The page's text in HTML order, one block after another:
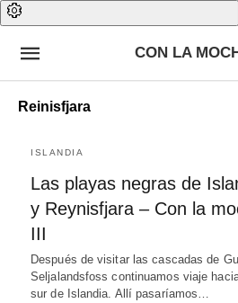
CON LA
Reinisfjara
ISLANDIA
Las playas negras de
y Reynisfjara – Con la
III
Después de visitar las cascadas de
Seljalandsfoss continuamos viaje
sur de Islandia. Allí pasaríamos…